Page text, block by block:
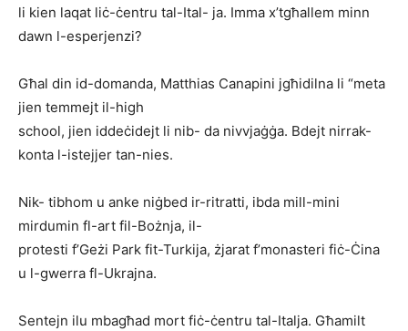
li kien laqat liċ-ċentru tal-Ital- ja. Imma x’tgħallem minn
dawn l-esperjenzi?
Għal din id-domanda, Matthias Canapini jgħidilna li “meta
jien temmejt il-high
school, jien iddeċidejt li nib- da nivvjaġġa. Bdejt nirrak-
konta l-istejjer tan-nies.
Nik- tibhom u anke niġbed ir-ritratti, ibda mill-mini
mirdumin fl-art fil-Bożnja, il-
protesti f’Geżi Park fit-Turkija, żjarat f’monasteri fiċ-Ċina
u l-gwerra fl-Ukrajna.
Sentejn ilu mbagħad mort fiċ-ċentru tal-Italja. Għamilt